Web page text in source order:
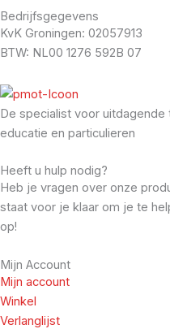
Bedrijfsgegevens
KvK Groningen: 02057913
BTW: NL00 1276 592B 07
De specialist voor uitdagende
educatie en particulieren
Heeft u hulp nodig?
Heb je vragen over onze
staat voor je klaar om je te
op!
Mijn Account
Mijn account
Winkel
Verlanglijst